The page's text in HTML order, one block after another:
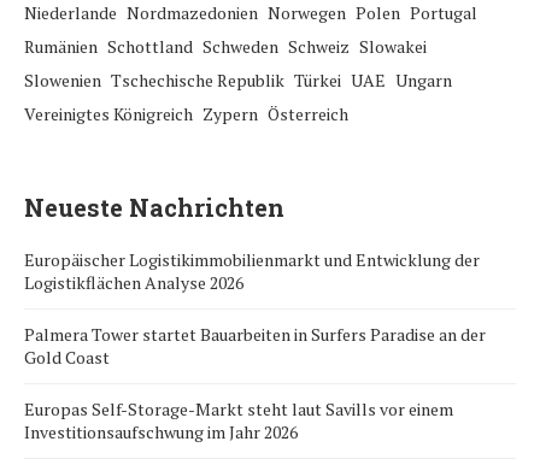
Niederlande Nordmazedonien Norwegen Polen Portugal
Rumänien Schottland Schweden Schweiz Slowakei
Slowenien Tschechische Republik Türkei UAE Ungarn
Vereinigtes Königreich Zypern Österreich
Neueste Nachrichten
Europäischer Logistikimmobilienmarkt und Entwicklung der
Logistikflächen Analyse 2026
Palmera Tower startet Bauarbeiten in Surfers Paradise an der
Gold Coast
Europas Self-Storage-Markt steht laut Savills vor einem
Investitionsaufschwung im Jahr 2026